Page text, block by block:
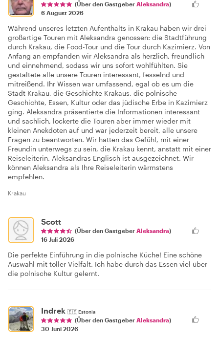
(Über den Gastgeber Aleksandra)
6 August 2026
Während unseres letzten Aufenthalts in Krakau haben wir drei
großartige Touren mit Aleksandra genossen: die Stadtführung
durch Krakau, die Food-Tour und die Tour durch Kazimierz. Von
Anfang an empfanden wir Aleksandra als herzlich, freundlich
und einnehmend, sodass wir uns sofort wohlfühlten. Sie
gestaltete alle unsere Touren interessant, fesselnd und
mitreißend. Ihr Wissen war umfassend, egal ob es um die
Stadt Krakau, die Geschichte Krakaus, die polnische
Geschichte, Essen, Kultur oder das jüdische Erbe in Kazimierz
ging. Aleksandra präsentierte die Informationen interessant
und sachlich, lockerte die Touren aber immer wieder mit
kleinen Anekdoten auf und war jederzeit bereit, alle unsere
Fragen zu beantworten. Wir hatten das Gefühl, mit einer
Freundin unterwegs zu sein, die Krakau kennt, anstatt mit einer
Reiseleiterin. Aleksandras Englisch ist ausgezeichnet. Wir
können Aleksandra als Ihre Reiseleiterin wärmstens
empfehlen.
Krakau
Scott
(Über den Gastgeber Aleksandra)
16 Juli 2026
Die perfekte Einführung in die polnische Küche! Eine schöne
Auswahl mit toller Vielfalt. Ich habe durch das Essen viel über
die polnische Kultur gelernt.
Indrek 🇪🇪Estonia
(Über den Gastgeber Aleksandra)
30 Juni 2026